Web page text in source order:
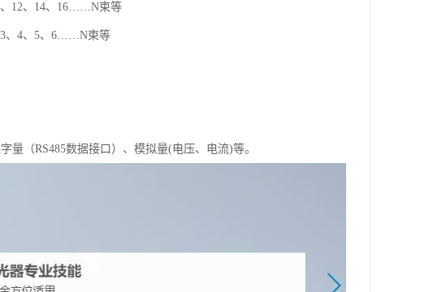
、12、14、16……N束等
3、4、5、6……N束等
量（RS485数据接口）、模拟量(电压、电流)等。